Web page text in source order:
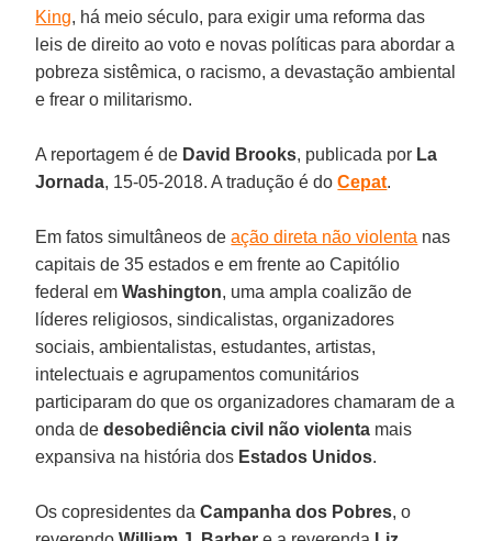
King, há meio século, para exigir uma reforma das
leis de direito ao voto e novas políticas para abordar a
pobreza sistêmica, o racismo, a devastação ambiental
e frear o militarismo.
A reportagem é de David Brooks, publicada por La
Jornada, 15-05-2018. A tradução é doCepat.
Em fatos simultâneos deação direta não violenta nas
capitais de 35 estados e em frente ao Capitólio
federal emWashington, uma ampla coalizão de
líderes religiosos, sindicalistas, organizadores
sociais, ambientalistas, estudantes, artistas,
intelectuais e agrupamentos comunitários
participaram do que os organizadores chamaram de a
onda dedesobediência civil não violenta mais
expansiva na história dos Estados Unidos.
Os copresidentes daCampanha dos Pobres, o